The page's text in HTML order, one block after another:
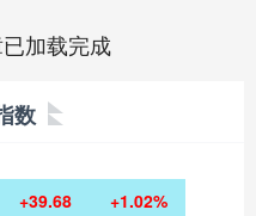
加载完成
数
+39.68 +1.02%